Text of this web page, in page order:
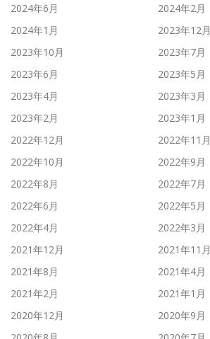
2024年6月
2024年2月
2024年1月
2023年12月
2023年10月
2023年7月
2023年6月
2023年5月
2023年4月
2023年3月
2023年2月
2023年1月
2022年12月
2022年11月
2022年10月
2022年9月
2022年8月
2022年7月
2022年6月
2022年5月
2022年4月
2022年3月
2021年12月
2021年11月
2021年8月
2021年4月
2021年2月
2021年1月
2020年12月
2020年9月